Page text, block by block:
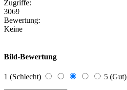
Zugriffe:
3069
Bewertung:
Keine
Bild-Bewertung
1 (Schlecht) 5 (Gut)